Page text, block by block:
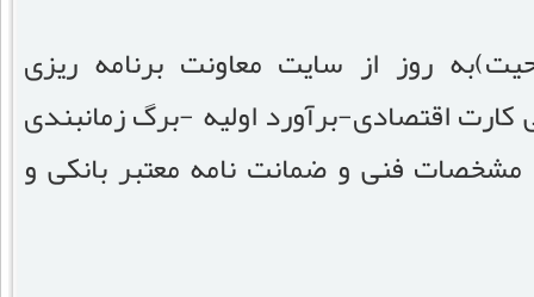
روز از سایت معاونت برنامه ریزی
اقتصادی-برآورد اولیه -برگ زمانبندی
فنی و ضمانت نامه معتبر بانکی و